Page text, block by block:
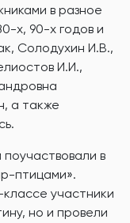
в разное
х, 90-х годов и
Солодухин И.В.,
И.И.,
а также
в
птицами».
участники
но и провели